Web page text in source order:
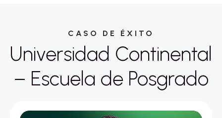
CASO DE ÉXITO
Universidad Continental
– Escuela de Posgrado